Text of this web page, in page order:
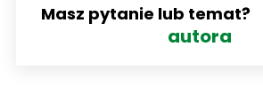
Masz pytanie lub temat?
autora